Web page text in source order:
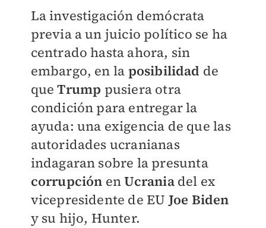
La investigación demócrata
previa a un juicio político se ha
centrado hasta ahora, sin
embargo, en la posibilidad de
queTrump pusiera otra
condición para entregar la
ayuda: una exigencia de que las
autoridades ucranianas
indagaran sobre la presunta
corrupción enUcrania del ex
vicepresidente de EU Joe Biden
y su hijo, Hunter.